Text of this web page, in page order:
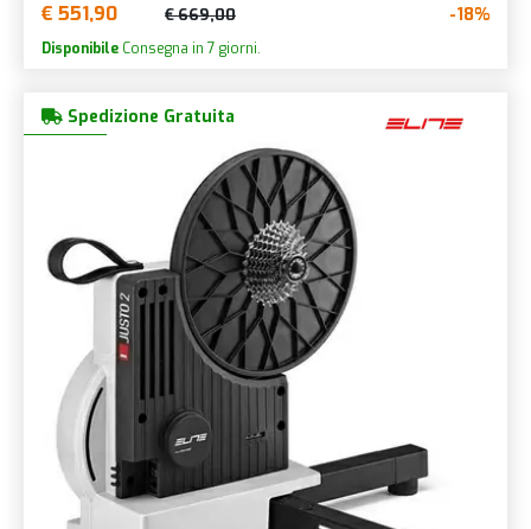
€ 551,90 € 669,00 -18%
Disponibile Consegna in 7 giorni.
Spedizione Gratuita